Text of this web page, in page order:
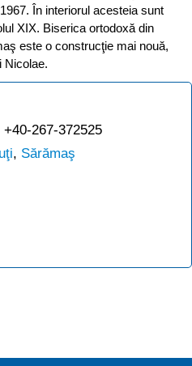
În interiorul acesteia sunt
XIX. Biserica ortodoxă din
este o construcţie mai nouă,
Nicolae.
267-372525
, Sărămaş